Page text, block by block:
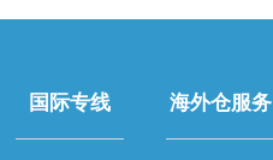
国际专线 海外仓服务